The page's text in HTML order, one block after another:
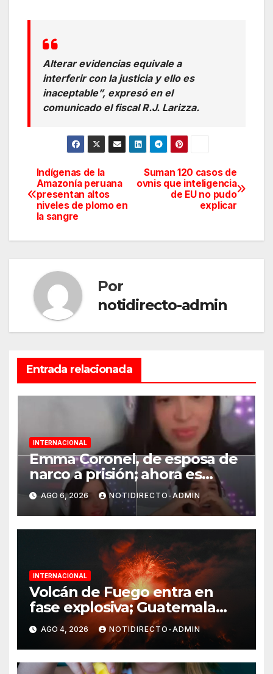
Alterar evidencias equivale a
interferir con la justicia y ello es
inaceptable”, expresó en el
comunicado el fiscal R.J. Larizza.
Navegación
de
entradas
Suman 120 casos de
ovnis que inteligencia
de EU no pudo
explicar
Indígenas de la
Amazonía peruana
presentan altos
niveles de plomo en
la sangre
Por
notidirecto-admin
Entrada relacionada
INTERNACIONAL
Emma Coronel, de esposa de
narco a prisión; ahora es
tiktoker
AGO 6, 2026 NOTIDIRECTO-ADMIN
INTERNACIONAL
Volcán de Fuego entra en
fase explosiva; Guatemala
activa alerta anaranjada
AGO 4, 2026 NOTIDIRECTO-ADMIN